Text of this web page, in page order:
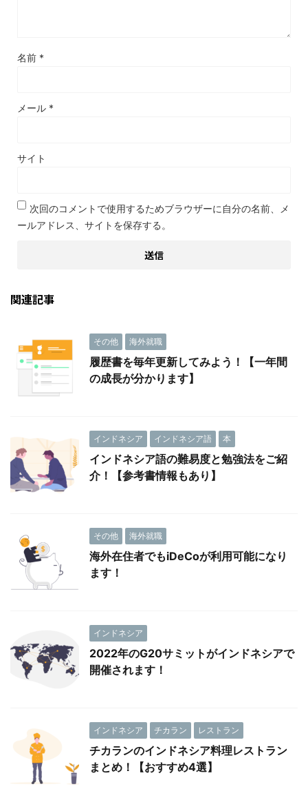
名前 *
メール *
サイト
次回のコメントで使用するためブラウザーに自分の名前、メ
ールアドレス、サイトを保存する。
関連記事
その他 海外就職
履歴書を毎年更新してみよう！【一年間
の成長が分かります】
インドネシア インドネシア語 本
インドネシア語の難易度と勉強法をご紹
介！【参考書情報もあり】
その他 海外就職
海外在住者でもiDeCoが利用可能になり
ます！
インドネシア
2022年のG20サミットがインドネシアで
開催されます！
インドネシア チカラン レストラン
チカランのインドネシア料理レストラン
まとめ！【おすすめ4選】